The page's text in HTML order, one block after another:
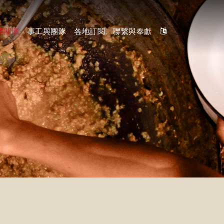
關懷 事工與團隊 各地訂閱 聯繋與奉獻